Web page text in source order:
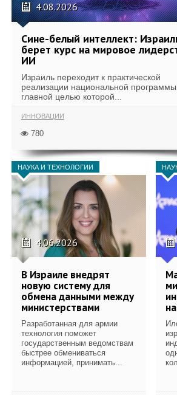
4.08.2026
Сине-белый интеллект:
берет курс на мировое
ИИ
Израиль переходит к практической
реализации национальной программы,
главной целью которой...
ИННОВАЦИИ
780
НАУКА И ТЕХНОЛОГИИ
4.06.2026
В Израиле внедрят
новую систему для
обмена данными между
министерствами
Разработанная для армии
технология поможет
государственным ведомствам
быстрее обмениваться
информацией, принимать...